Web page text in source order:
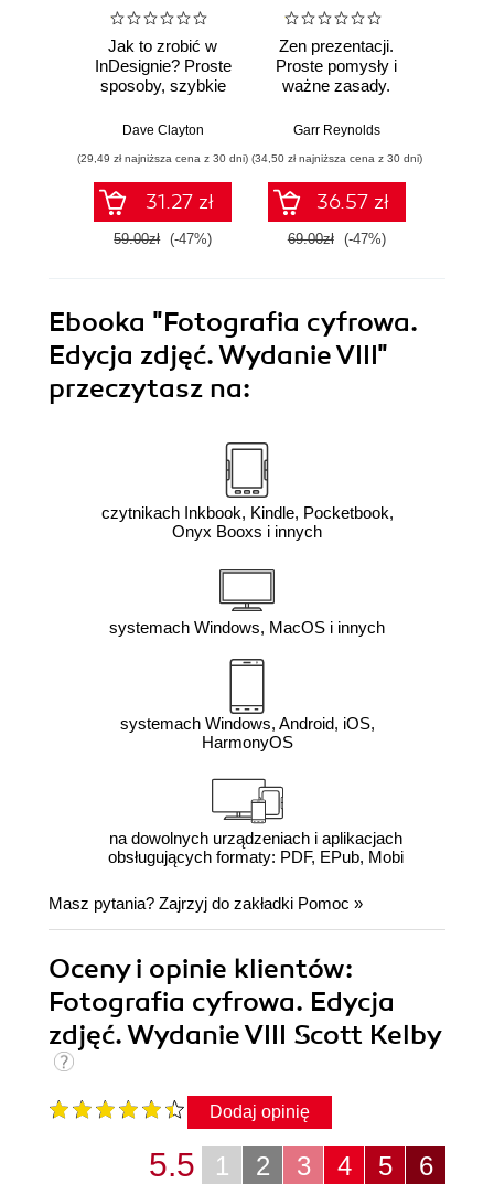
Jak to zrobić w
InDesignie? Proste
sposoby, szybkie
Dave Clayton
(29,49 zł najniższa cena z 30 dni)
31.27 zł
59.00zł (-47%)
Zen prezentacji.
Proste pomysły i
ważne zasady.
Garr Reynolds
(34,50 zł najniższa cena z 30 dni)
36.57 zł
69.00zł (-47%)
Ebooka "Fotografia cyfrowa.
Edycja zdjęć. Wydanie VIII"
przeczytasz na:
czytnikach Inkbook, Kindle, Pocketbook,
Onyx Booxs i innych
systemach Windows, MacOS i innych
systemach Windows, Android, iOS,
HarmonyOS
na dowolnych urządzeniach i aplikacjach
obsługujących formaty: PDF, EPub, Mobi
Masz pytania? Zajrzyj do zakładki Pomoc »
Oceny i opinie klientów:
Fotografia cyfrowa. Edycja
zdjęć. Wydanie VIII Scott Kelby
Dodaj opinię
6
5
4
3
2
1
5.5